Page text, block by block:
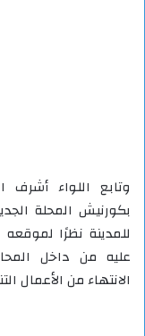
وتابع اللواء أشرف
بكورنيش المحلة
للمدينة نظرًا
عليه من داخل
الانتهاء من الأعمال